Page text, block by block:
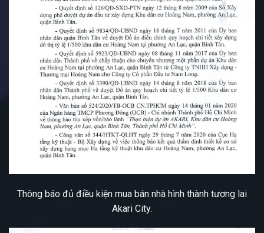
Thông báo đủ điều kiện mua bán nhà hình thành tương lai
Akari City.